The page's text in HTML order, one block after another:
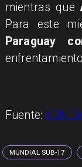
mientras que
Para este
Paraguay
Fuente:ADN
MUNDIAL SUB-17